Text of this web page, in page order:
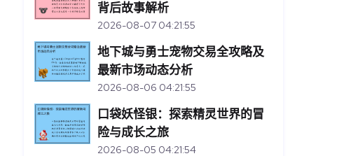
背后故事解析
2026-08-07 04:21:55
地下城与勇士宠物交易全攻略及
最新市场动态分析
2026-08-06 04:21:55
口袋妖怪银：探索精灵世界的冒
险与成长之旅
2026-08-05 04:21:54